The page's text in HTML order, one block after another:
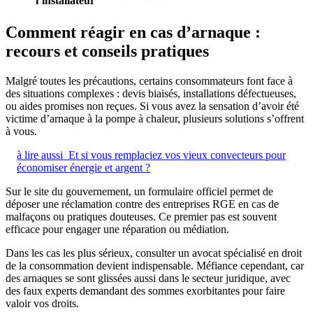
Comment réagir en cas d’arnaque :
recours et conseils pratiques
Malgré toutes les précautions, certains consommateurs font face à
des situations complexes : devis biaisés, installations défectueuses,
ou aides promises non reçues. Si vous avez la sensation d’avoir été
victime d’arnaque à la pompe à chaleur, plusieurs solutions s’offrent
à vous.
à lire aussi Et si vous remplaciez vos vieux convecteurs pour
économiser énergie et argent ?
Sur le site du gouvernement, un formulaire officiel permet de
déposer une réclamation contre des entreprises RGE en cas de
malfaçons ou pratiques douteuses. Ce premier pas est souvent
efficace pour engager une réparation ou médiation.
Dans les cas les plus sérieux, consulter un avocat spécialisé en droit
de la consommation devient indispensable. Méfiance cependant, car
des arnaques se sont glissées aussi dans le secteur juridique, avec
des faux experts demandant des sommes exorbitantes pour faire
valoir vos droits.